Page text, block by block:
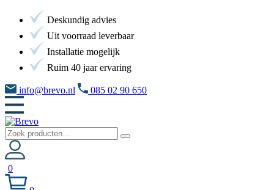
Deskundig advies
Uit voorraad leverbaar
Installatie mogelijk
Ruim 40 jaar ervaring
info@brevo.nl 085 02 90 650
0